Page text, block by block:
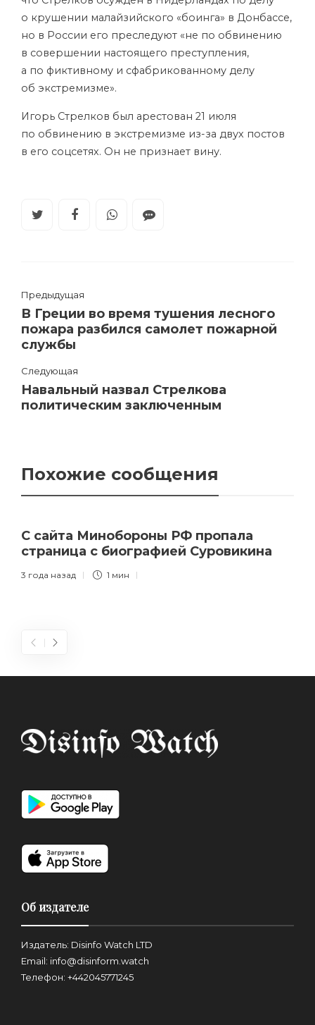
о крушении малайзийского «боинга» в Донбассе,
но в России его преследуют «не по обвинению
в совершении настоящего преступления,
а по фиктивному и сфабрикованному делу
об экстремизме».
Игорь Стрелков был арестован 21 июля
по обвинению в экстремизме из-за двух постов
в его соцсетях. Он не признает вину.
Предыдущая
В Греции во время тушения лесного
пожара разбился самолет пожарной
службы
Следующая
Навальный назвал Стрелкова
политическим заключенным
Похожие сообщения
С сайта Минобороны РФ пропала
страница с биографией Суровикина
3 года назад 1 мин
Об издателе
Издатель: Disinfo Watch LTD
Email: info@disinform.watch
Телефон: +442045771245